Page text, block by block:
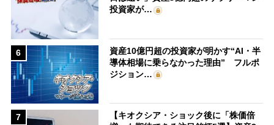
投資家が…
6
資産10億円超の投資家が明かす“AI・半
導体相場に乗らなかった理由” フルポ
ジション…
7
【キオクシア・ショック後に「株価倍